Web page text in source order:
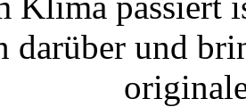
darüber und